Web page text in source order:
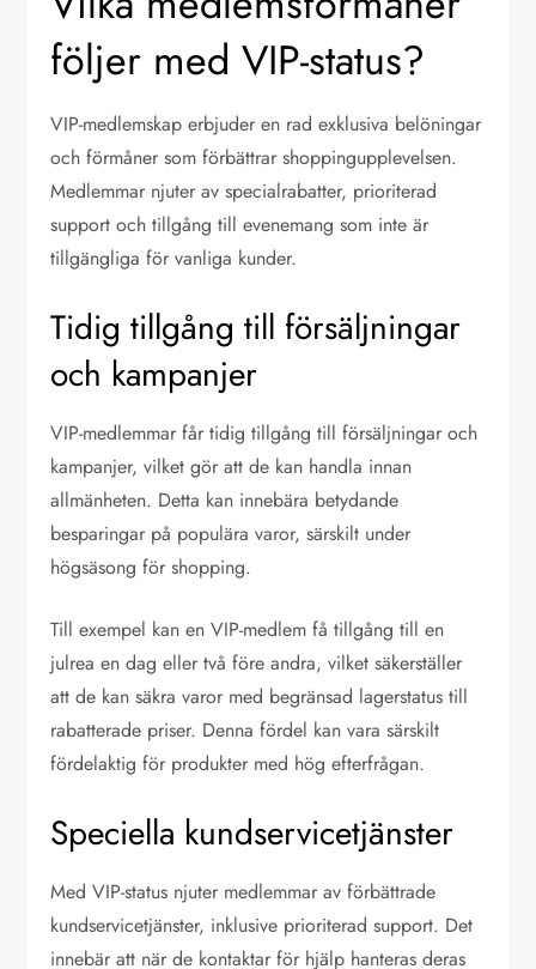
följer med VIP-status?
VIP-medlemskap erbjuder en rad exklusiva belöningar
och förmåner som förbättrar shoppingupplevelsen.
Medlemmar njuter av specialrabatter, prioriterad
support och tillgång till evenemang som inte är
tillgängliga för vanliga kunder.
Tidig tillgång till försäljningar
och kampanjer
VIP-medlemmar får tidig tillgång till försäljningar och
kampanjer, vilket gör att de kan handla innan
allmänheten. Detta kan innebära betydande
besparingar på populära varor, särskilt under
högsäsong för shopping.
Till exempel kan en VIP-medlem få tillgång till en
julrea en dag eller två före andra, vilket säkerställer
att de kan säkra varor med begränsad lagerstatus till
rabatterade priser. Denna fördel kan vara särskilt
fördelaktig för produkter med hög efterfrågan.
Speciella kundservicetjänster
Med VIP-status njuter medlemmar av förbättrade
kundservicetjänster, inklusive prioriterad support. Det
innebär att när de kontaktar för hjälp hanteras deras